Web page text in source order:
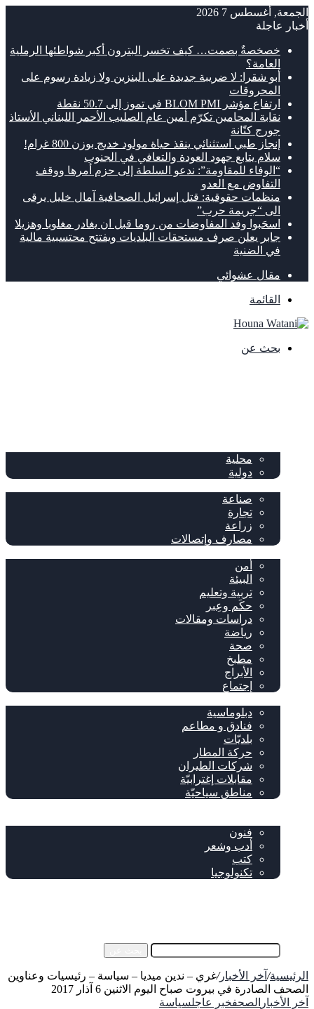
الجمعة, أغسطس 7 2026
أخبار عاجلة
خصخصةٌ بصمت… كيف تخسر البترون أكبر شواطئها الرملية
العامة؟
أبو شقرا: لا ضريبة جديدة على البنزين ولا زيادة رسوم على
المحروقات
ارتفاع مؤشر BLOM PMI في تموز إلى 50.7 نقطة
نقابة المحامين تكرّم أمين عام الصليب الأحمر اللبناني الأستاذ
جورج كتّانة
إنجاز طبي استثنائي ينقذ حياة مولود خديج بوزن 800 غرام!
سلام يتابع جهود العودة والتعافي في الجنوب
“الوفاء للمقاومة”: ندعو السلطة إلى حزم أمرها ووقف
التفاوض مع العدو
منظمات حقوقية: قتل إسرائيل الصحافية آمال خليل يرقى
الى “جريمة حرب”
اسحَبوا وفد المفاوضات من روما قبل ان يغادر مغلوبا وهزيلا
جابر يعلن صرف مستحقات البلديات ويفتتح محتسبية مالية
في الضنية
مقال عشوائي
القائمة
بحث عن
محلية
دولية
صناعة
تجارة
زراعة
مصارف وإتصالات
أمن
البيئة
تربية وتعليم
حكَم وعِبر
دراسات ومقالات
رياضة
صحة
مطبخ
الأبراج
إجتماع
دبلوماسية
فنادق و مطاعم
بلديّات
حركة المطار
شركات الطيران
مقابلات إغترابيّة
مناطق سياحيّة
فنون
أدب وشعر
كتب
تكنولوجيا
الرئيسية/ آخر الأخبار/غري – ندين ميديا – سياسة – رئيسيات وعناوين
الصحف الصادرة في بيروت صباح اليوم الاثنين 6 آذار 2017
آخر الأخبار الصحفخبر عاجلسياسة